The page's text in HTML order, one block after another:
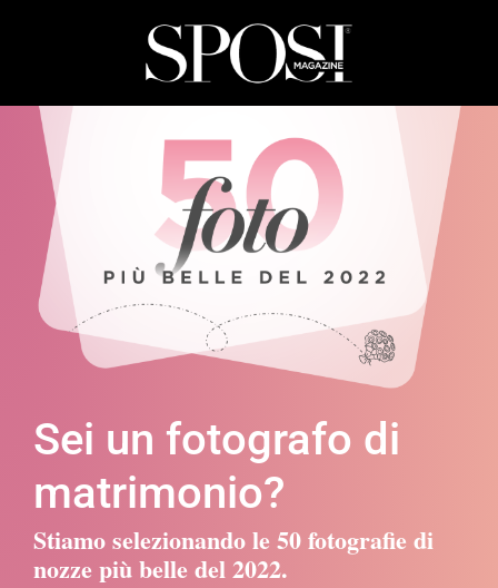
Sei un fotografo di
matrimonio?
Stiamo selezionando le 50 fotografie di
nozze più belle del 2022.